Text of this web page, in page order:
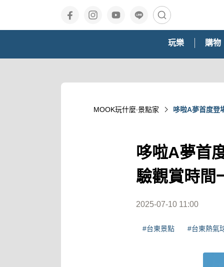
玩樂 購物
MOOK玩什麼‧景點家 哆啦A夢首度登
哆啦A夢首
驗觀賞時間
2025-07-10 11:00
#台東景點 #台東熱氣